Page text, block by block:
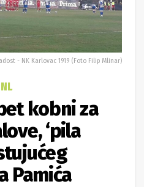
- NK Karlovac 1919 (Foto Filip Mlinar)
kobni za
‘pila
Pamića